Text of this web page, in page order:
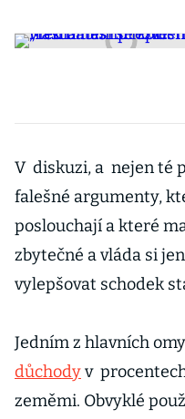
V diskuzi, a nejen té
falešné argumenty,
poslouchají a které
zbytečné a vláda si
vylepšovat schodek
Jedním z hlavních
důchodyv
zeměmi. Obvyklé